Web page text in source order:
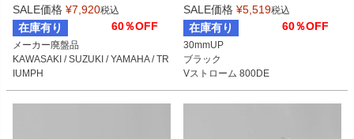
SALE価格 ¥7,920税込
在庫有り 60％OFF
メーカー廃盤品
KAWASAKI / SUZUKI / YAMAHA / TR
IUMPH
SALE価格 ¥5,519税込
在庫有り 60％OFF
30mmUP
ブラック
Vストローム 800DE